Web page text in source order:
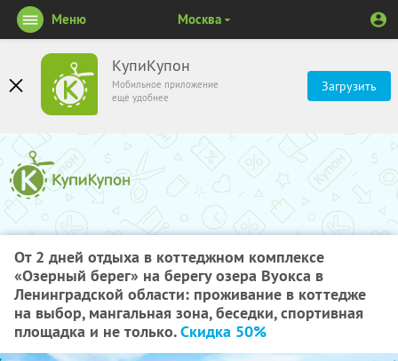
КупиКупон
Мобильное приложение
ещё удобнее
Загрузить
Меню Москва
От 2 дней отдыха в коттеджном комплексе
«Озерный берег» на берегу озера Вуокса в
Ленинградской области: проживание в коттедже
на выбор, мангальная зона, беседки, спортивная
площадка и не только.Скидка 50%